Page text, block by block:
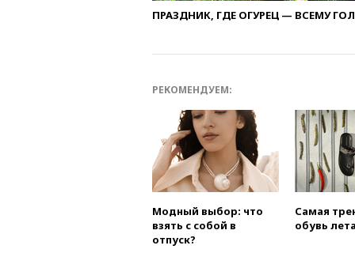
ПРАЗДНИК, ГДЕ ОГУРЕЦ — ВСЕМУ
РЕКОМЕНДУЕМ:
Модный выбор: что
взять с собой в
отпуск?
Самая
обувь